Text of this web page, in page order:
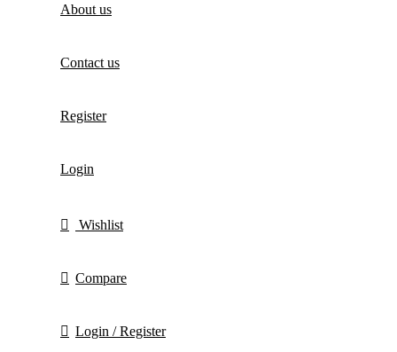
About us
Contact us
Register
Login
Wishlist
Compare
Login / Register